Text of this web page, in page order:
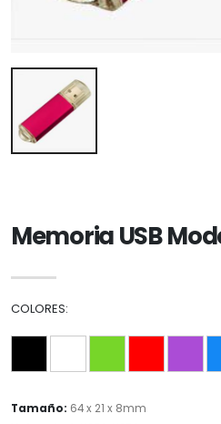
Memoria USB
COLORES:
Tamaño: 64 x 21 x 8mm